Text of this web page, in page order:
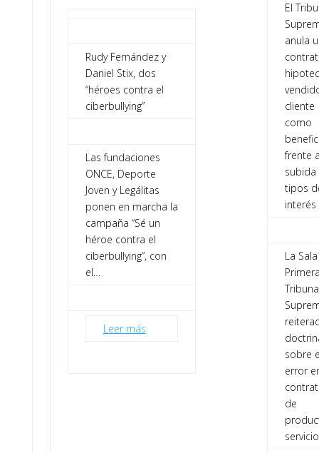
Rudy Fernández y
Daniel Stix, dos
“héroes contra el
ciberbullying”
Las fundaciones
ONCE, Deporte
Joven y Legálitas
ponen en marcha la
campaña “Sé un
héroe contra el
ciberbullying”, con
el…
Leer más
El
anula
cliente
como
frente
subida
tipos
interés
La Sala
sobre
error
de